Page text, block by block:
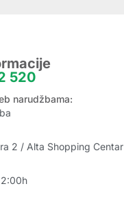
520
narudžbama:
2 / Alta Shopping Centar